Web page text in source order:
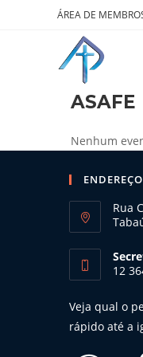
ÁREA DE
ASAFE
Nenhum
ENDEREÇO
Rua
12
Veja qual o
rápido até a